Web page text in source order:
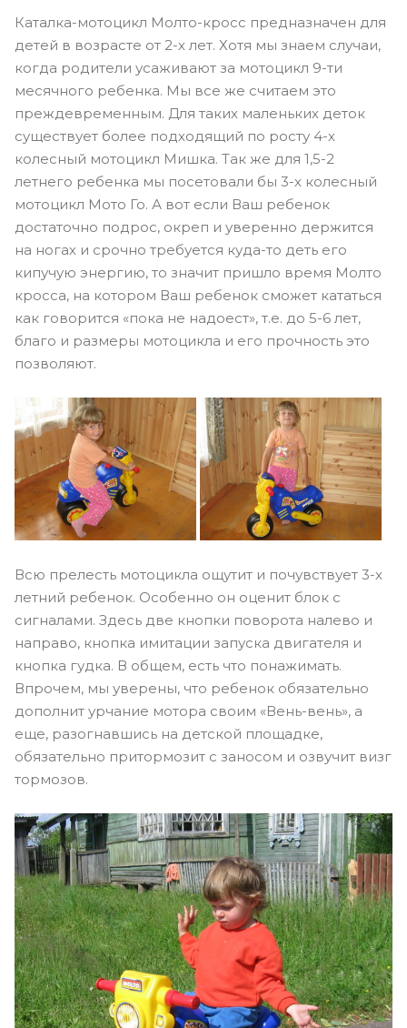
Каталка-мотоцикл Молто-кросс предназначен для
детей в возрасте от 2-х лет. Хотя мы знаем случаи,
когда родители усаживают за мотоцикл 9-ти
месячного ребенка. Мы все же считаем это
преждевременным. Для таких маленьких деток
существует более подходящий по росту 4-х
колесный мотоцикл Мишка. Так же для 1,5-2
летнего ребенка мы посетовали бы 3-х колесный
мотоцикл Мото Го. А вот если Ваш ребенок
достаточно подрос, окреп и уверенно держится
на ногах и срочно требуется куда-то деть его
кипучую энергию, то значит пришло время Молто
кросса, на котором Ваш ребенок сможет кататься
как говорится «пока не надоест», т.е. до 5-6 лет,
благо и размеры мотоцикла и его прочность это
позволяют.
Всю прелесть мотоцикла ощутит и почувствует 3-х
летний ребенок. Особенно он оценит блок с
сигналами. Здесь две кнопки поворота налево и
направо, кнопка имитации запуска двигателя и
кнопка гудка. В общем, есть что понажимать.
Впрочем, мы уверены, что ребенок обязательно
дополнит урчание мотора своим «Вень-вень», а
еще, разогнавшись на детской площадке,
обязательно притормозит с заносом и озвучит визг
тормозов.